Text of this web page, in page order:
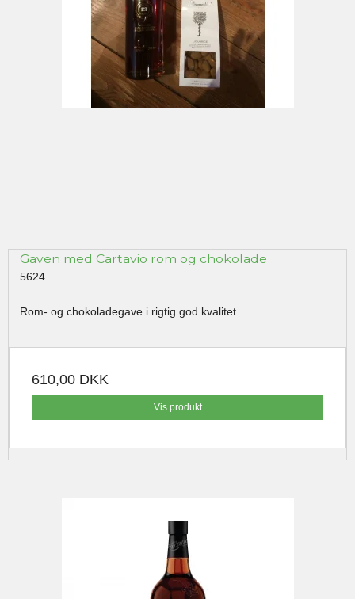
Gaven med Cartavio rom og chokolade
5624
Rom- og chokoladegave i rigtig god kvalitet.
610,00 DKK
Vis produkt